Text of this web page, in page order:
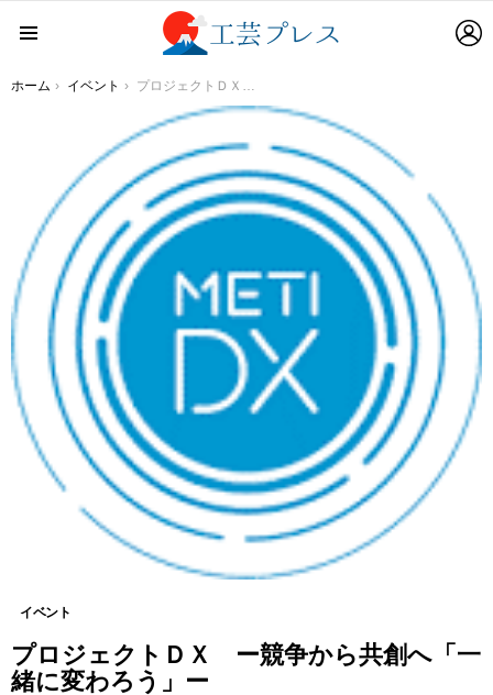
You are here:
ホーム イベント プロジェクトＤＸ ー競争から共創へ「一緒に変わろう」ー
イベント
プロジェクトＤＸ ー競争から共創へ「一
緒に変わろう」ー